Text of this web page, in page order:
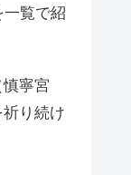
覧で紹
寧宮
り続け